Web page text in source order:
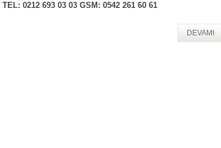
TEL: 0212 693 03 03 GSM: 0542 261 60 61
DEVAMI